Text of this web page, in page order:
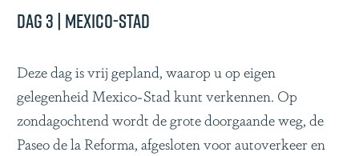
Dag 3 | Mexico-Stad
Deze dag is vrij gepland, waarop u op eigen
gelegenheid Mexico-Stad kunt verkennen. Op
zondagochtend wordt de grote doorgaande weg, de
Paseo de la Reforma, afgesloten voor autoverkeer en